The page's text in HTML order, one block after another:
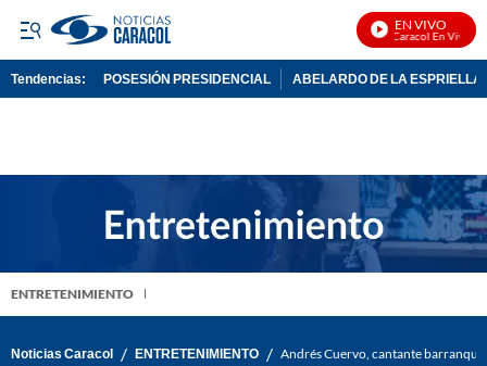
EN VIVO
Noticias Caracol En Vivo
Tendencias: POSESIÓN PRESIDENCIAL ABELARDO DE LA ESPRIELLA
ENTRETENIMIENTO
Noticias Caracol / ENTRETENIMIENTO / Andrés Cuervo, cantante